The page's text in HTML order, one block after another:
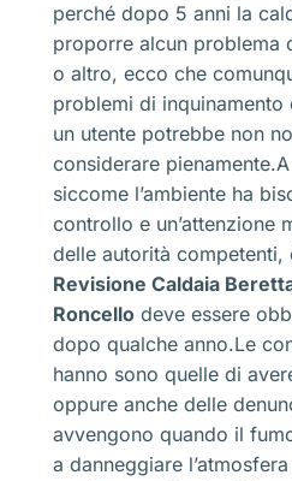
perché dopo 5 anni la
proporre alcun problema
o altro, ecco che
problemi di
un utente potrebbe non
considerare
siccome l’ambiente ha
controllo e un’attenzione
delle autorità competenti,
Revisione Caldaia
Roncello deve essere
dopo qualche anno.Le
hanno sono quelle di
oppure anche delle
avvengono quando il
a danneggiare